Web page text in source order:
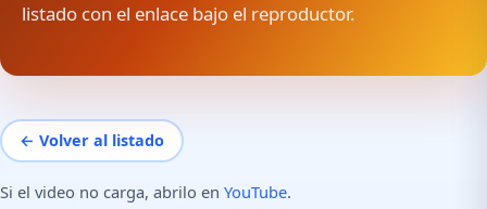
listado con el enlace bajo el reproductor.
← Volver al listado
Si el video no carga, abrilo en YouTube.